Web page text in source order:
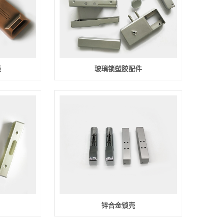
玻璃锁塑胶配件
锌合金锁壳